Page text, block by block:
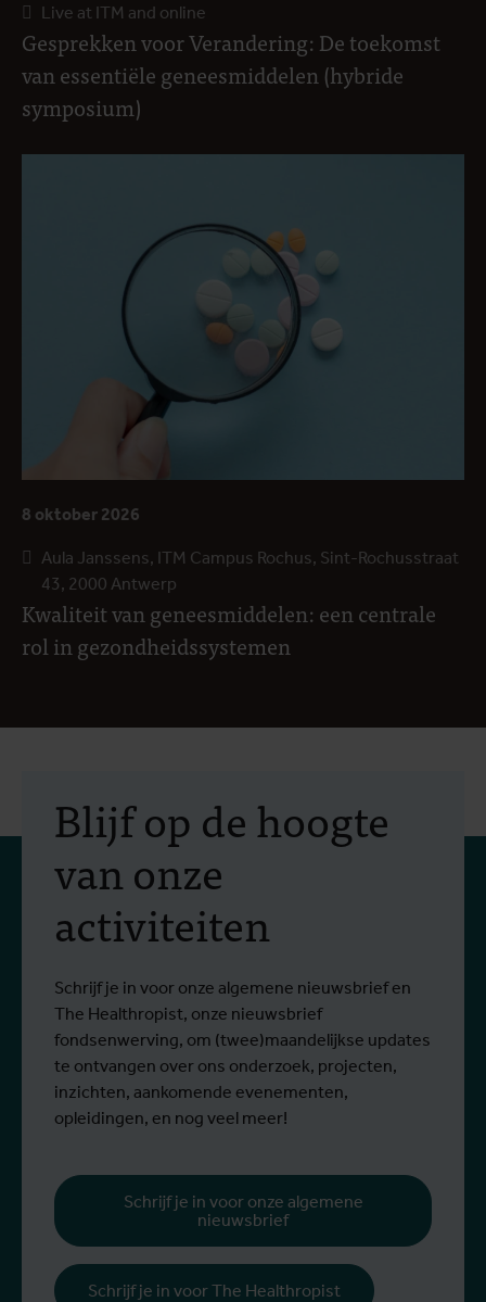
Live at ITM and online
Gesprekken voor Verandering: De toekomst
van essentiële geneesmiddelen (hybride
symposium)
8 oktober 2026
Aula Janssens, ITM Campus Rochus, Sint-Rochusstraat
43, 2000 Antwerp
Kwaliteit van geneesmiddelen: een centrale
rol in gezondheidssystemen
Blijf op de hoogte
van onze
activiteiten
Schrijf je in voor onze algemene nieuwsbrief en
The Healthropist, onze nieuwsbrief
fondsenwerving, om (twee)maandelijkse updates
te ontvangen over ons onderzoek, projecten,
inzichten, aankomende evenementen,
opleidingen, en nog veel meer!
Schrijf je in voor onze algemene
nieuwsbrief
Schrijf je in voor The Healthropist